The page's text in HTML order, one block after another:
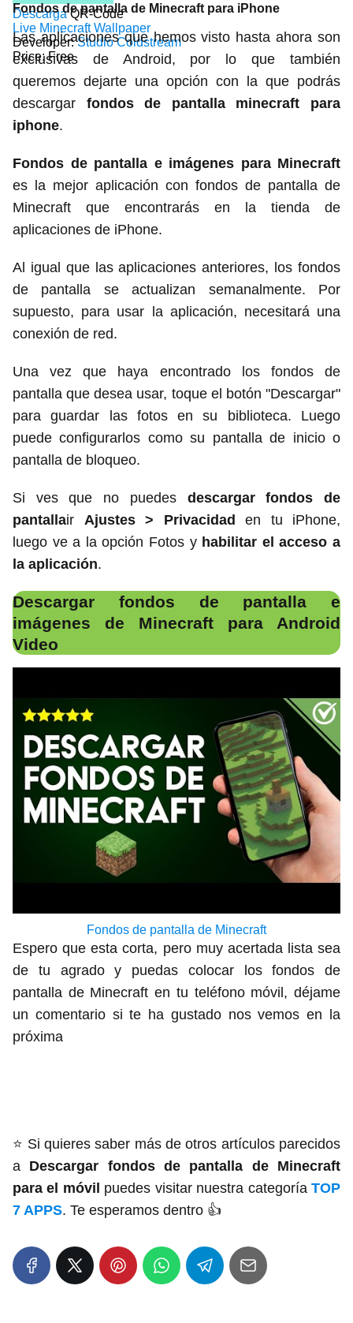
Descarga QR-Code
Live Minecraft Wallpaper
Developer:Studio Coldstream
Price:Free
Fondos de pantalla de Minecraft para iPhone
Las aplicaciones que hemos visto hasta ahora son
exclusivas de Android, por lo que también
queremos dejarte una opción con la que podrás
descargar fondos de pantalla minecraft para
iphone.
Fondos de pantalla e imágenes para Minecraft
es la mejor aplicación con fondos de pantalla de
Minecraft que encontrarás en la tienda de
aplicaciones de iPhone.
Al igual que las aplicaciones anteriores, los fondos
de pantalla se actualizan semanalmente. Por
supuesto, para usar la aplicación, necesitará una
conexión de red.
Una vez que haya encontrado los fondos de
pantalla que desea usar, toque el botón "Descargar"
para guardar las fotos en su biblioteca. Luego
puede configurarlos como su pantalla de inicio o
pantalla de bloqueo.
Si ves que no puedes descargar fondos de
pantallair Ajustes > Privacidad en tu iPhone,
luego ve a la opción Fotos y habilitar el acceso a
la aplicación.
Descargar fondos de pantalla e
imágenes de Minecraft para Android
Video
Fondos de pantalla de Minecraft
Espero que esta corta, pero muy acertada lista sea
de tu agrado y puedas colocar los fondos de
pantalla de Minecraft en tu teléfono móvil, déjame
un comentario si te ha gustado nos vemos en la
próxima
⭐️ Si quieres saber más de otros artículos parecidos
a Descargar fondos de pantalla de Minecraft
para el móvil puedes visitar nuestra categoríaTOP
7 APPS. Te esperamos dentro 👍